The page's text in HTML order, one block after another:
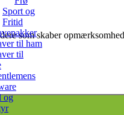
Sport og
Fritid
til ham
til
og
som skaber